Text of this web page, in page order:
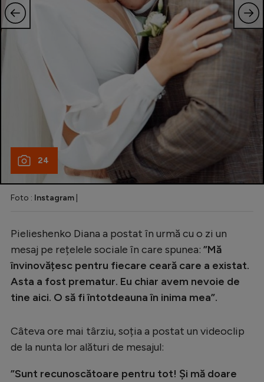
24
Foto : Instagram
Pielieshenko Diana a postat în urmă cu o zi un
mesaj pe rețelele sociale în care spunea: ”Mă
învinovățesc pentru fiecare ceară care a existat.
Asta a fost prematur. Eu chiar avem nevoie de
tine aici. O să fi întotdeauna în inima mea”.
Câteva ore mai târziu, soția a postat un videoclip
de la nunta lor alături de mesajul:
”Sunt recunoscătoare pentru tot! Și mă doare